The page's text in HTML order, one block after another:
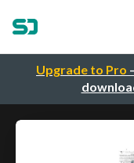
Upgrade to Pro